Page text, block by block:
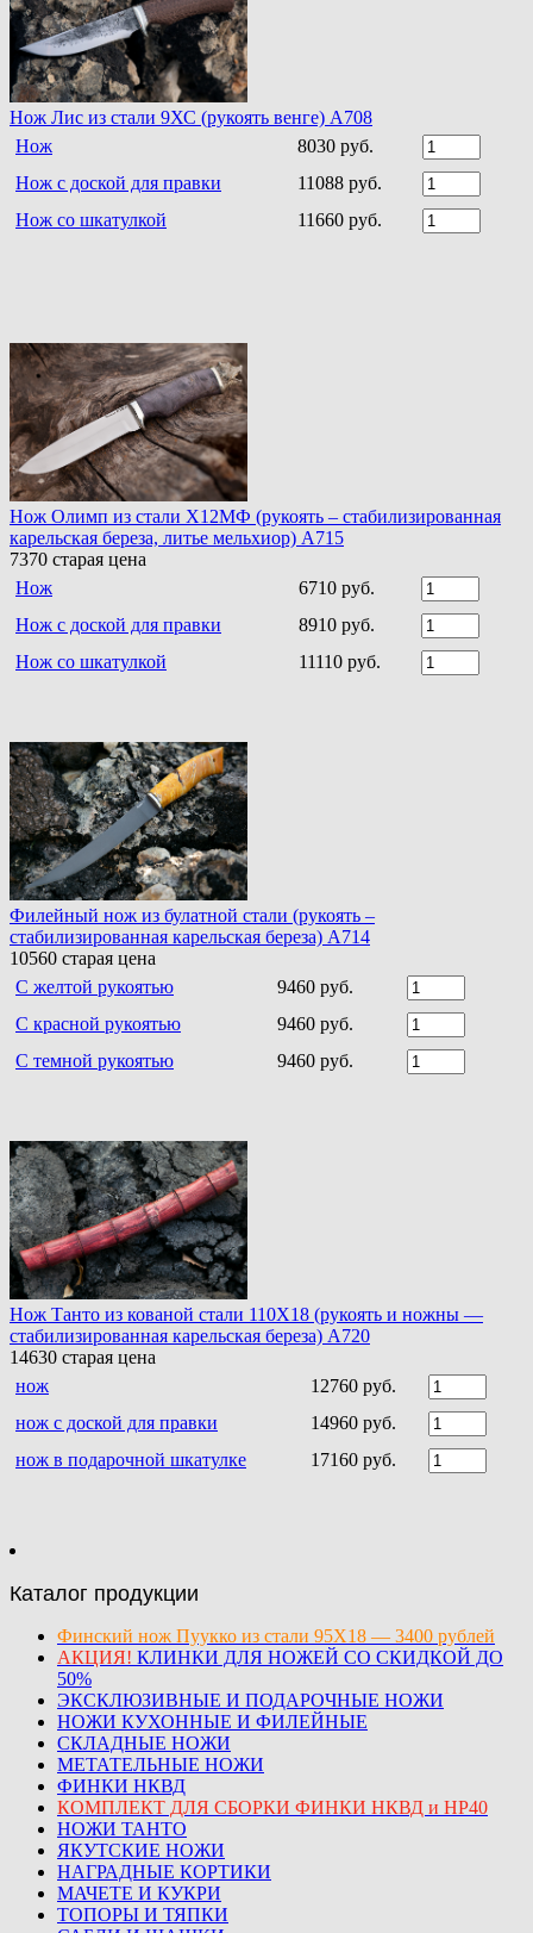
Нож Лис из стали 9ХС (рукоять венге) A708
Нож
8030 руб.
Нож с доской для правки
11088 руб.
Нож со шкатулкой
11660 руб.
Нож Олимп из стали Х12МФ (рукоять – стабилизированная
карельская береза, литье мельхиор) A715
7370 старая цена
Нож
6710 руб.
Нож с доской для правки
8910 руб.
Нож со шкатулкой
11110 руб.
Филейный нож из булатной стали (рукоять –
стабилизированная карельская береза) A714
10560 старая цена
С желтой рукоятью
9460 руб.
С красной рукоятью
9460 руб.
С темной рукоятью
9460 руб.
Нож Танто из кованой стали 110Х18 (рукоять и ножны —
стабилизированная карельская береза) A720
14630 старая цена
нож
12760 руб.
нож с доской для правки
14960 руб.
нож в подарочной шкатулке
17160 руб.
Каталог продукции
Финский нож Пуукко из стали 95Х18 — 3400 рублей
АКЦИЯ! КЛИНКИ ДЛЯ НОЖЕЙ СО СКИДКОЙ ДО
50%
ЭКСКЛЮЗИВНЫЕ И ПОДАРОЧНЫЕ НОЖИ
НОЖИ КУХОННЫЕ И ФИЛЕЙНЫЕ
СКЛАДНЫЕ НОЖИ
МЕТАТЕЛЬНЫЕ НОЖИ
ФИНКИ НКВД
КОМПЛЕКТ ДЛЯ СБОРКИ ФИНКИ НКВД и НР40
НОЖИ ТАНТО
ЯКУТСКИЕ НОЖИ
НАГРАДНЫЕ КОРТИКИ
МАЧЕТЕ И КУКРИ
ТОПОРЫ И ТЯПКИ